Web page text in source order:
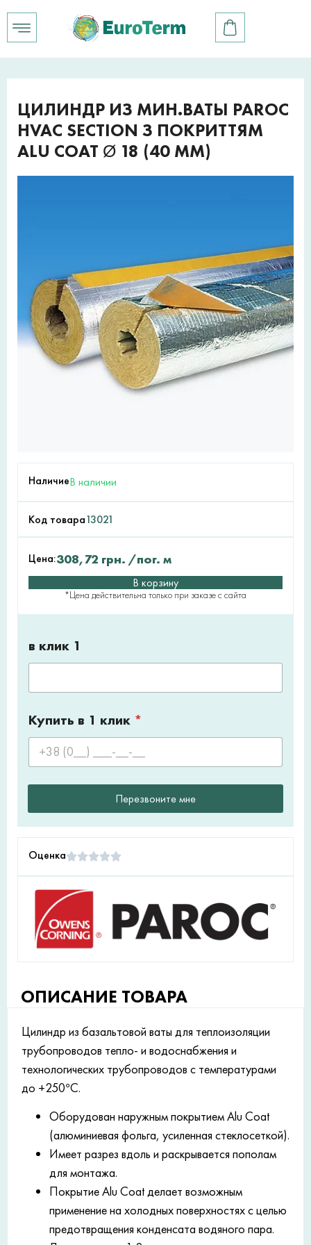
ЦИЛИНДР ИЗ МИН.ВАТЫ PAROC
HVAC SECTION З ПОКРИТТЯМ
ALU COAT Ø 18 (40 ММ)
НаличиеВ наличии
Код товара13021
Цена:308,72 грн. /пог. м
В корзину
*Цена действительна только при заказе с сайта
в клик 1
Купить в 1 клик *
Перезвоните мне
Оценка
ОПИСАНИЕ ТОВАРА
Цилиндр из базальтовой ваты для теплоизоляции
трубопроводов тепло- и водоснабжения и
технологических трубопроводов с температурами
до +250°С.
Оборудован наружным покрытием Alu Coat
(алюминиевая фольга, усиленная стеклосеткой).
Имеет разрез вдоль и раскрывается пополам
для монтажа.
Покрытие Alu Coat делает возможным
применение на холодных поверхностях с целью
предотвращения конденсата водяного пара.